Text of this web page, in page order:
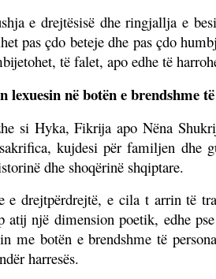
e drejtësisë dhe ringjallja e
pas çdo beteje dhe pas çdo
të falet, apo edhe të
në botën e brendshme të
si Hyka, Fikrija apo Nëna
kujdesi për familjen
dhe shoqërinë shqiptare.
drejtpërdrejtë, e cila t arrin të
një dimension poetik, edhe
botën e brendshme të
harresës.